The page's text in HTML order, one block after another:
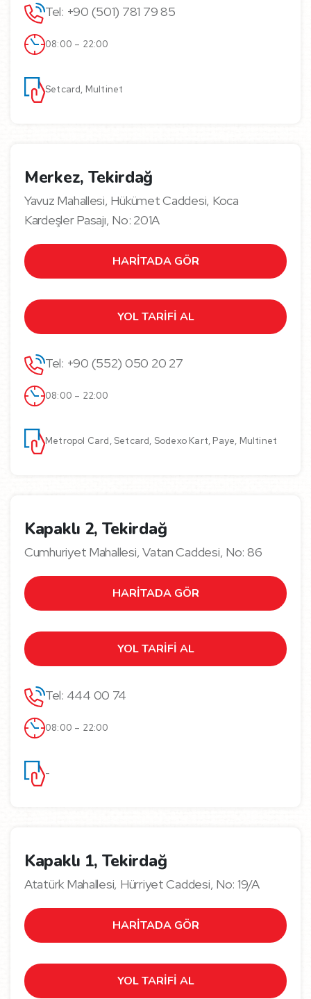
Tel: +90 (501) 781 79 85
08:00 – 22:00
Setcard, Multinet
Merkez, Tekirdağ
Yavuz Mahallesi, Hükümet Caddesi, Koca
Kardeşler Pasajı, No: 201A
HARİTADA GÖR
YOL TARİFİ AL
Tel: +90 (552) 050 20 27
08:00 – 22:00
Metropol Card, Setcard, Sodexo Kart, Paye, Multinet
Kapaklı 2, Tekirdağ
Cumhuriyet Mahallesi, Vatan Caddesi, No: 86
HARİTADA GÖR
YOL TARİFİ AL
Tel: 444 00 74
08:00 – 22:00
-
Kapaklı 1, Tekirdağ
Atatürk Mahallesi, Hürriyet Caddesi, No: 19/A
HARİTADA GÖR
YOL TARİFİ AL